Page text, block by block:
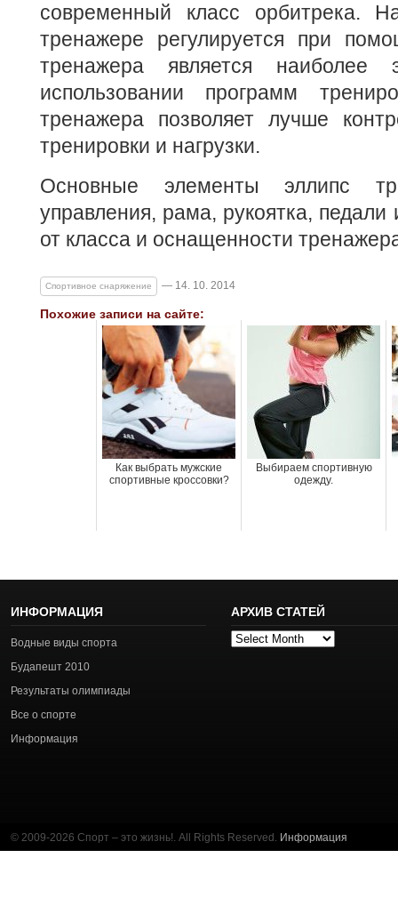
современный класс орбитрека.
тренажере регулируется при
тренажера является наиболее
использовании программ
тренажера позволяет лучше
тренировки и нагрузки.
Основные элементы эллипс
управления, рама, рукоятка, педали
от класса и оснащенности
Спортивное снаряжение — 14. 10. 2014
Похожие записи на сайте:
Как выбрать мужские
спортивные кроссовки?
Выбираем спортивную
одежду.
ИНФОРМАЦИЯ
Водные виды спорта
Будапешт 2010
Результаты олимпиады
Все о спорте
Информация
АРХИВ СТАТЕЙ
Архив
© 2009-2026 Спорт – это жизнь!. All Rights Reserved. Информация